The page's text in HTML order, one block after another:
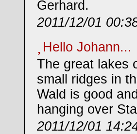
Gerhard.
2011/12/01
Hello Johann...
The great lakes
small ridges in
Wald is good
hanging over
2011/12/01